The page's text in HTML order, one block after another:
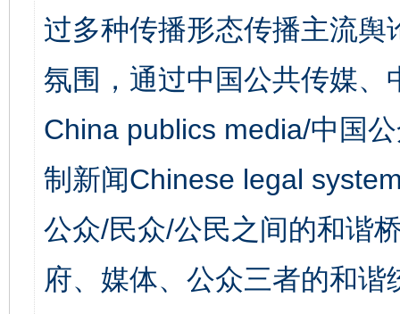
过多种传播形态传播主流
氛围，通过中国公共传媒
China publics media/中国
制新闻Chinese legal
公众/民众/公民之间的和谐
府、媒体、公众三者的和谐